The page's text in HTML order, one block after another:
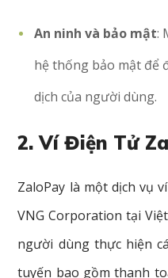
An ninh và bảo mật:
hệ thống bảo mật để
dịch của người dùng.
2. Ví Điện Tử
ZaloPay là một dịch vụ
VNG Corporation tại
người dùng thực hiện
tuyến bao gồm thanh